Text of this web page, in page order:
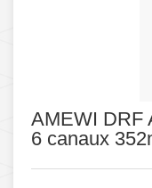
AMEWI DRF
6 canaux